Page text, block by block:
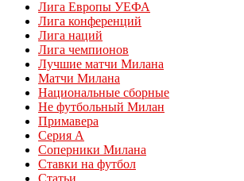
Лига Европы УЕФА
Лига конференций
Лига наций
Лига чемпионов
Лучшие матчи Милана
Матчи Милана
Национальные сборные
Не футбольный Милан
Примавера
Серия А
Соперники Милана
Ставки на футбол
Статьи